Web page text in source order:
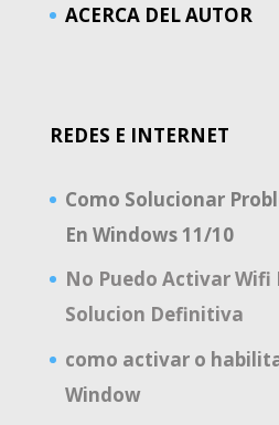
ACERCA DEL AUTOR
REDES E INTERNET
Como Solucionar
En Windows 11/10
No Puedo Activar Wifi
Solucion Definitiva
como activar o
Window